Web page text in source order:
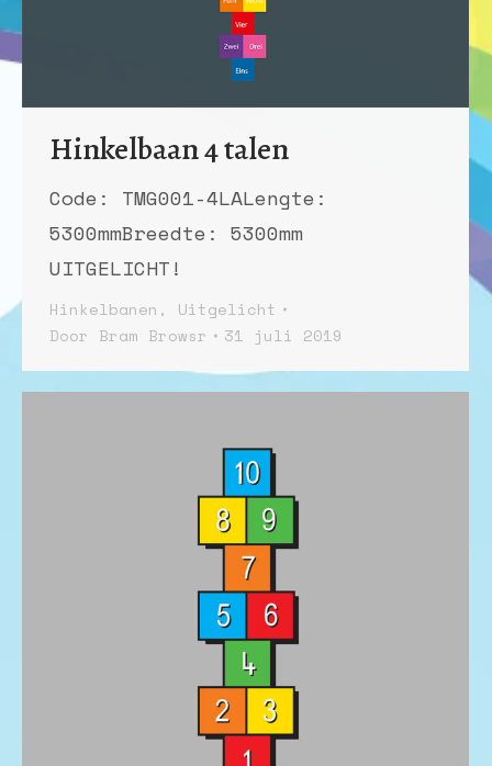
Hinkelbaan 4 talen
Code: TMG001-4LALengte:
5300mmBreedte: 5300mm
UITGELICHT!
Hinkelbanen , Uitgelicht
Door Bram Browsr 31 juli 2019